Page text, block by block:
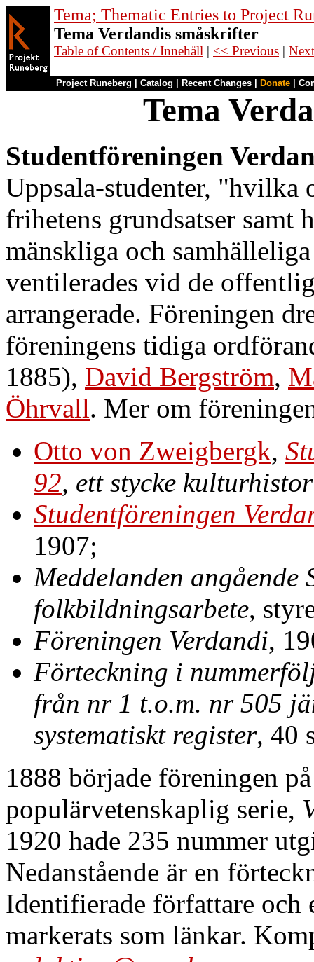
Tema; Thematic Entries to Project
Tema Verdandis småskrifter
Table of Contents / Innehåll | << Previous |
Project Runeberg Catalog Recent Changes Donate
Tema
Studentföreningen
Uppsala-studenter, "hvilka
frihetens grundsatser samt
mänskliga och
ventilerades vid de
arrangerade. Föreningen
föreningens tidiga
1885), David Bergström,
Öhrvall. Mer om
Otto von Zweigbergk,
92, ett stycke
Studentföreningen
1907;
Meddelanden angående
folkbildningsarbete,
Föreningen Verdandi,
Förteckning i
från nr 1 t.o.m. nr 505
systematiskt register, 40
1888 började föreningen
populärvetenskaplig serie,
1920 hade 235 nummer
Nedanstående är en
Identifierade författare och
markerats som länkar.